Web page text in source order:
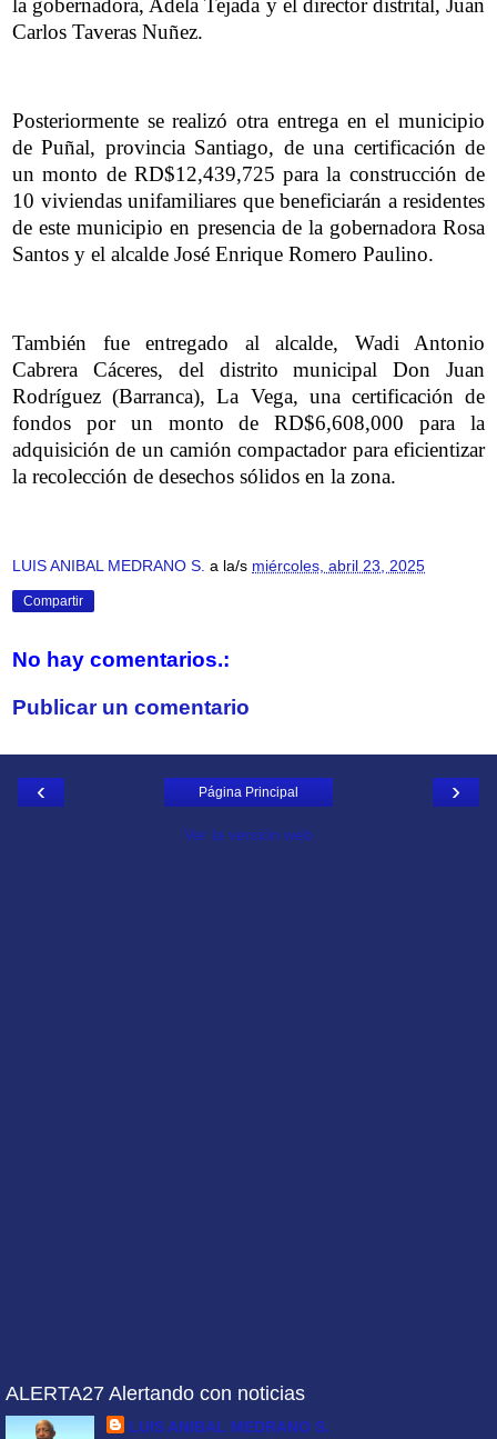
la gobernadora, Adela Tejada y el director distrital, Juan
Carlos Taveras Nuñez.
Posteriormente se realizó otra entrega en el municipio
de Puñal, provincia Santiago, de una certificación de
un monto de RD$12,439,725 para la construcción de
10 viviendas unifamiliares que beneficiarán a residentes
de este municipio en presencia de la gobernadora Rosa
Santos y el alcalde José Enrique Romero Paulino.
También fue entregado al alcalde, Wadi Antonio
Cabrera Cáceres, del distrito municipal Don Juan
Rodríguez (Barranca), La Vega, una certificación de
fondos por un monto de RD$6,608,000 para la
adquisición de un camión compactador para eficientizar
la recolección de desechos sólidos en la zona.
LUIS ANIBAL MEDRANO S. a la/s miércoles, abril 23, 2025
Compartir
No hay comentarios.:
Publicar un comentario
‹ ›
Página Principal
Ver la versión web
ALERTA27 Alertando con noticias
LUIS ANIBAL MEDRANO S.